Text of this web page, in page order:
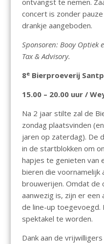
ontvangst te nemen.
concert is zonder
drankje aangeboden.
Sponsoren: Booy Optiek
Tax & Advisory.
8eBierproeverij
15.00 – 20.00 uur /
Na 2 jaar stilte zal de
zondag plaatsvinden
jaren op zaterdag). De
in de startblokken om
hapjes te genieten van
bieren die voornamelijk
brouwerijen. Omdat de
aanwezig is, zijn er een
de line-up
spektakel te worden.
Dank aan de